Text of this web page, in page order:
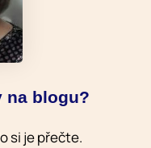
na blogu?
si je přečte.